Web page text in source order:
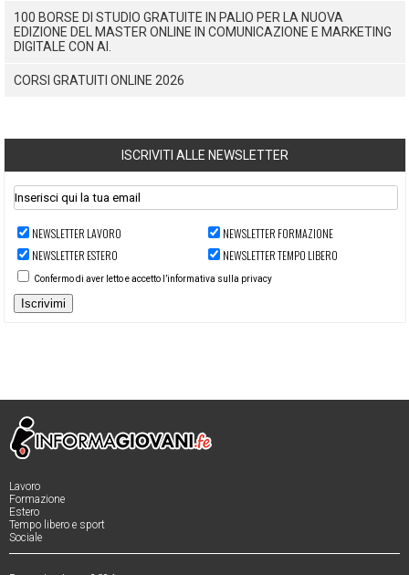
100 BORSE DI STUDIO GRATUITE IN PALIO PER LA NUOVA
EDIZIONE DEL MASTER ONLINE IN COMUNICAZIONE E MARKETING
DIGITALE CON AI.
CORSI GRATUITI ONLINE 2026
ISCRIVITI ALLE NEWSLETTER
NEWSLETTER LAVORO
NEWSLETTER FORMAZIONE
NEWSLETTER ESTERO
NEWSLETTER TEMPO LIBERO
Confermo di aver letto e accetto l’informativa sulla privacy
Iscrivimi
Lavoro
Formazione
Estero
Tempo libero e sport
Sociale